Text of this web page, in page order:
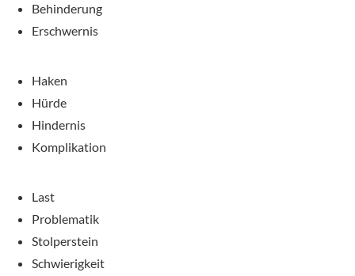
Behinderung
Erschwernis
Haken
Hürde
Hindernis
Komplikation
Last
Problematik
Stolperstein
Schwierigkeit